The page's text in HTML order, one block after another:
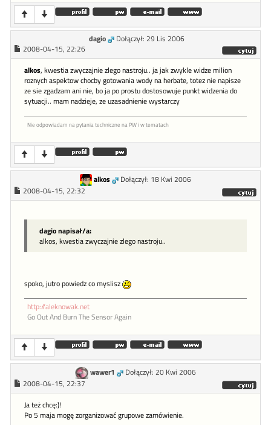
dagio
Dołączył: 29 Lis 2006
2008-04-15, 22:26
alkos, kwestia zwyczajnie zlego nastroju.. ja jak zwykle widze milion
roznych aspektow chocby gotowania wody na herbate, totez nie napisze
ze sie zgadzam ani nie, bo ja po prostu dostosowuje punkt widzenia do
sytuacji.. mam nadzieje, ze uzasadnienie wystarczy
Nie odpowiadam na pytania techniczne na PW i w tematach
alkos
Dołączył: 18 Kwi 2006
2008-04-15, 22:32
dagio napisał/a:
alkos, kwestia zwyczajnie zlego nastroju..
spoko, jutro powiedz co myslisz
http://aleknowak.net
Go Out And Burn The Sensor Again
wawer1
Dołączył: 20 Kwi 2006
2008-04-15, 22:37
Ja też chcę:)!
Po 5 maja mogę zorganizować grupowe zamówienie.